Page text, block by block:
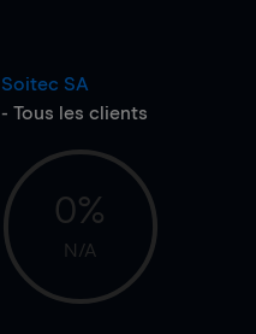
Soitec SA
- Tous les clients
0%
N/A